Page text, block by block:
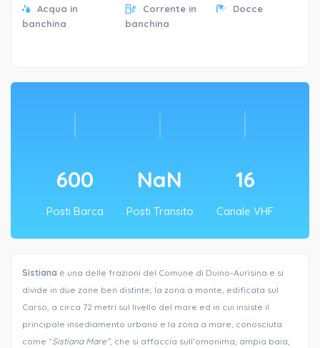
Acqua in
banchina
Corrente in
banchina
Docce
600
Posti Barca
NaN
Posti Transito
16
Canale VHF
Sistiana è una delle frazioni del Comune di Duino-Aurisina e si
divide in due zone ben distinte; la zona a monte, edificata sul
Carso, a circa 72 metri sul livello del mare ed in cui insiste il
principale insediamento urbano e la zona a mare, conosciuta
come “Sistiana Mare”, che si affaccia sull’omonima, ampia baia,